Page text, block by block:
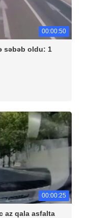
00:00:50
səbəb oldu: 1
00:00:25
az qala asfalta